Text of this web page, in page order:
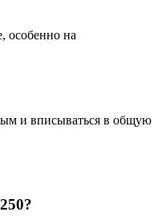
особенно на
и вписываться в общую